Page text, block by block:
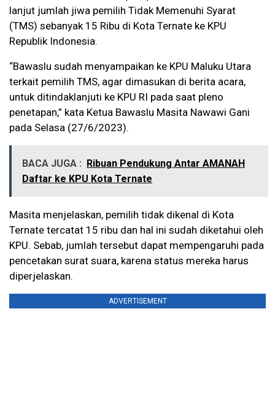
lanjut jumlah jiwa pemilih Tidak Memenuhi Syarat
(TMS) sebanyak 15 Ribu di Kota Ternate ke KPU
Republik Indonesia.
“Bawaslu sudah menyampaikan ke KPU Maluku Utara
terkait pemilih TMS, agar dimasukan di berita acara,
untuk ditindaklanjuti ke KPU RI pada saat pleno
penetapan,” kata Ketua Bawaslu Masita Nawawi Gani
pada Selasa (27/6/2023).
BACA JUGA :
Ribuan Pendukung Antar AMANAH
Daftar ke KPU Kota Ternate
Masita menjelaskan, pemilih tidak dikenal di Kota
Ternate tercatat 15 ribu dan hal ini sudah diketahui oleh
KPU. Sebab, jumlah tersebut dapat mempengaruhi pada
pencetakan surat suara, karena status mereka harus
diperjelaskan.
ADVERTISEMENT